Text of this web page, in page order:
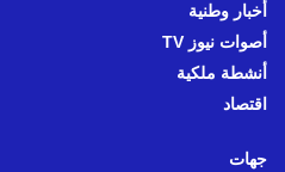
أخبار وطنية
أصوات نيوز TV
أنشطة ملكية
اقتصاد
جهات